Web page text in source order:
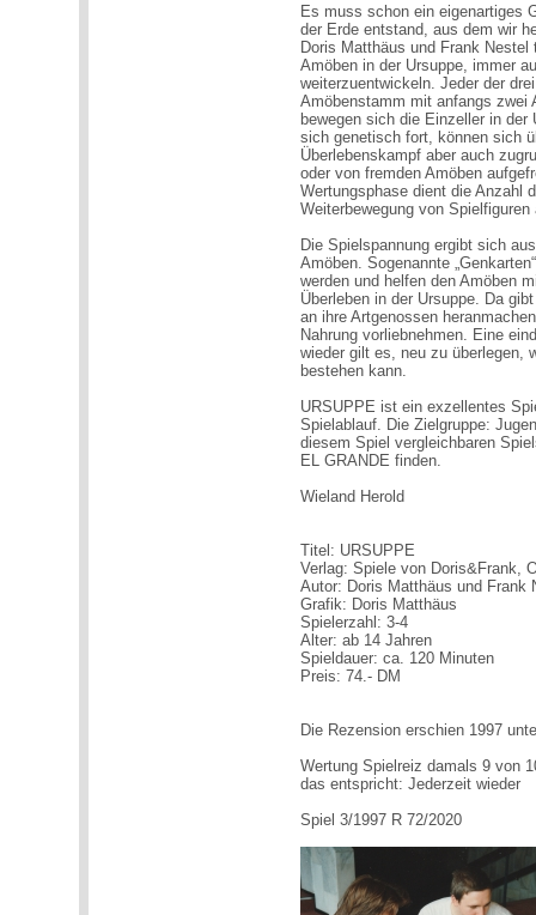
Es muss schon ein eigenartiges
der Erde entstand, aus dem wir
Doris Matthäus und Frank
Amöben in der Ursuppe, immer
weiterzuentwickeln. Jeder der
Amöbenstamm mit anfangs zwei
bewegen sich die Einzeller in der
sich genetisch fort, können sich
Überlebenskampf aber auch
oder von fremden Amöben
Wertungsphase dient die Anzahl
Weiterbewegung von
Die Spielspannung ergibt sich
Amöben. Sogenannte
werden und helfen den Amöben
Überleben in der Ursuppe. Da
an ihre Artgenossen
Nahrung vorliebnehmen. Eine
wieder gilt es, neu zu überlegen,
bestehen kann.
URSUPPE ist ein exzellentes
Spielablauf. Die Zielgruppe:
diesem Spiel vergleichbaren
EL GRANDE finden.
Wieland Herold
Titel: URSUPPE
Verlag: Spiele von Doris&Frank,
Autor: Doris Matthäus und Frank
Grafik: Doris Matthäus
Spielerzahl: 3-4
Alter: ab 14 Jahren
Spieldauer: ca. 120 Minuten
Preis: 74.- DM
Die Rezension erschien 1997
Wertung Spielreiz damals 9 von
das entspricht: Jederzeit wieder
Spiel 3/1997 R 72/2020